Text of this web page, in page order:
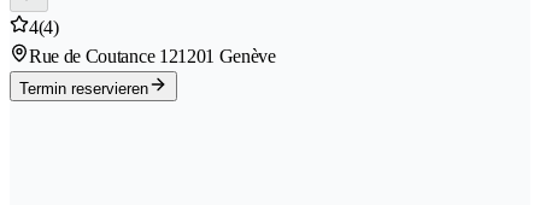
4(4)
Rue de Coutance 121201 Genève
Termin reservieren